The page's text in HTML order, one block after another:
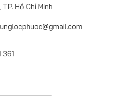
Hồ Chí Minh
361